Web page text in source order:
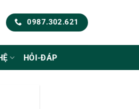
0987.302.621
HỎI-ĐÁP